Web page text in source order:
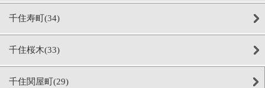
千住寿町(34)
千住桜木(33)
千住関屋町(29)